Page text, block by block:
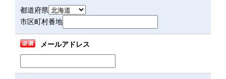
都道府県
市区町村番地
メールアドレス